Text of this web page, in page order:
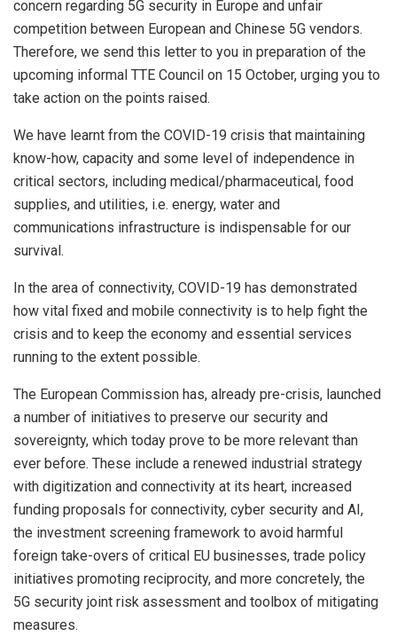
concern regarding 5G security in Europe and unfair
competition between European and Chinese 5G vendors.
Therefore, we send this letter to you in preparation of the
upcoming informal TTE Council on 15 October, urging you to
take action on the points raised.
We have learnt from the COVID-19 crisis that maintaining
know-how, capacity and some level of independence in
critical sectors, including medical/pharmaceutical, food
supplies, and utilities, i.e. energy, water and
communications infrastructure is indispensable for our
survival.
In the area of connectivity, COVID-19 has demonstrated
how vital fixed and mobile connectivity is to help fight the
crisis and to keep the economy and essential services
running to the extent possible.
The European Commission has, already pre-crisis, launched
a number of initiatives to preserve our security and
sovereignty, which today prove to be more relevant than
ever before. These include a renewed industrial strategy
with digitization and connectivity at its heart, increased
funding proposals for connectivity, cyber security and AI,
the investment screening framework to avoid harmful
foreign take-overs of critical EU businesses, trade policy
initiatives promoting reciprocity, and more concretely, the
5G security joint risk assessment and toolbox of mitigating
measures.